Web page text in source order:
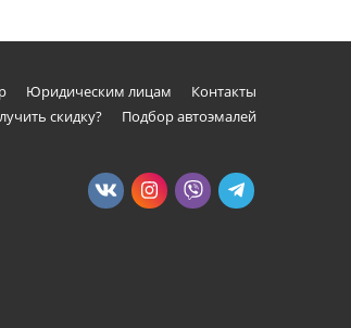
Юридическим лицам
Контакты
скидку? Подбор автоэмалей